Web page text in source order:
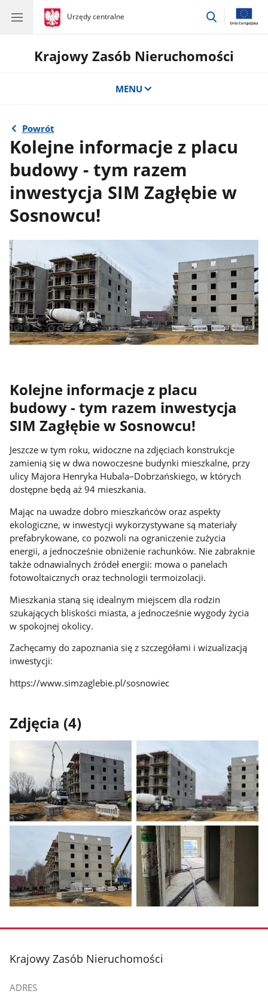
gov.pl
Urzędy centralne
gov.pl
Urzędy
przejdź
Krajowy Zasób Nieruchomości
MENU
Powrót
Kolejne informacje z placu
budowy - tym razem
inwestycja SIM Zagłębie w
Sosnowcu!
Kolejne informacje z placu
budowy - tym razem inwestycja
SIM Zagłębie w Sosnowcu!
Jeszcze w tym roku, widoczne na zdjęciach konstrukcje
zamienią się w dwa nowoczesne budynki mieszkalne, przy
ulicy Majora Henryka Hubala–Dobrzańskiego, w których
dostępne będą aż 94 mieszkania.
Mając na uwadze dobro mieszkańców oraz aspekty
ekologiczne, w inwestycji wykorzystywane są materiały
prefabrykowane, co pozwoli na ograniczenie zużycia
energii, a jednocześnie obniżenie rachunków. Nie zabraknie
także odnawialnych źródeł energii: mowa o panelach
fotowoltaicznych oraz technologii termoizolacji.
Mieszkania staną się idealnym miejscem dla rodzin
szukających bliskości miasta, a jednocześnie wygody życia
w spokojnej okolicy.
Zachęcamy do zapoznania się z szczegółami i wizualizacją
inwestycji:
https://www.simzaglebie.pl/sosnowiec
Zdjęcia (4)
Pokaż
galerii.
Pokaż
zdjęcie
2
galerii.
zdjęcie
galerii.
zdjęcie
galerii.
stopka
Krajowy Zasób Nieruchomości
ADRES